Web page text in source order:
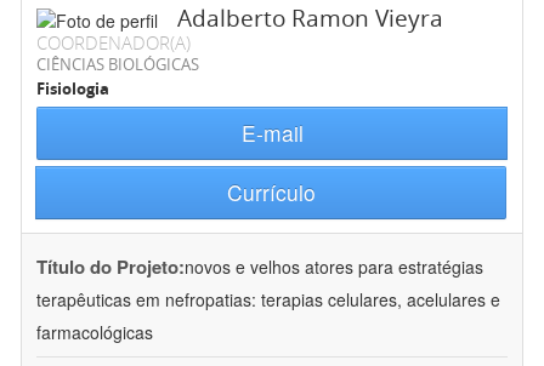
Adalberto Ramon Vieyra
COORDENADOR(A)
CIÊNCIAS BIOLÓGICAS
Fisiologia
E-mail
Currículo
Título do Projeto:novos e velhos atores para estratégias
terapêuticas em nefropatias: terapias celulares, acelulares e
farmacológicas